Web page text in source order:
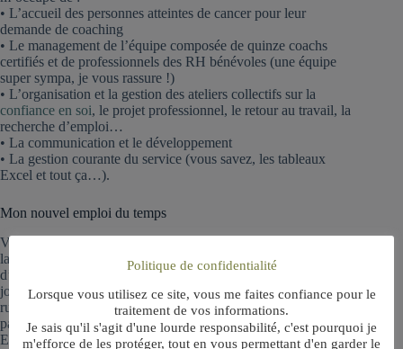
• L’accueil des personnes atteintes de cancer pour leur
demande de coaching
• Le management de l’équipe composée de quinze coachs
certifiés et de professionnels des RH bénévoles (une équipe
super sympa, je vous rassure !)
• L’organisation et la gestion des ateliers collectifs sur la
confiance en soi, le projet professionnel, le retour au travail, la
recherche d’emploi…
• La communication et le développement
• La gestion courante du service (vous savez, les tableaux
Excel et tout ça…).
Mon nouvel emploi du temps
Vous voulez tout savoir ? Je travaille tous les mardis et jeudis à
la
Ligue contre le cancer , située dans le 13e près de la Place
d’Italie. Pas question de me tourner les pousses les autres
jours : les lundis et vendredis, je file au cabinet de coaching
rue Sedaine pour lescoachings personnelsauprès des
particuliers. Le mercredi ? Je ne m’ennuie pas rassurez-vous…
Et le week-end : c’est relâche !
Politique de confidentialité
Lorsque vous utilisez ce site, vous me faites confiance pour le
traitement de vos informations.
Je sais qu'il s'agit d'une lourde responsabilité, c'est pourquoi je
m'efforce de les protéger, tout en vous permettant d'en garder le